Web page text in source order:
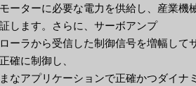
ーターに必要な電力を供給し、産業機
します。さらに、サーボアンプ
ーラから受信した制御信号を増幅して
確に制御し、
なアプリケーションで正確かつダイナ